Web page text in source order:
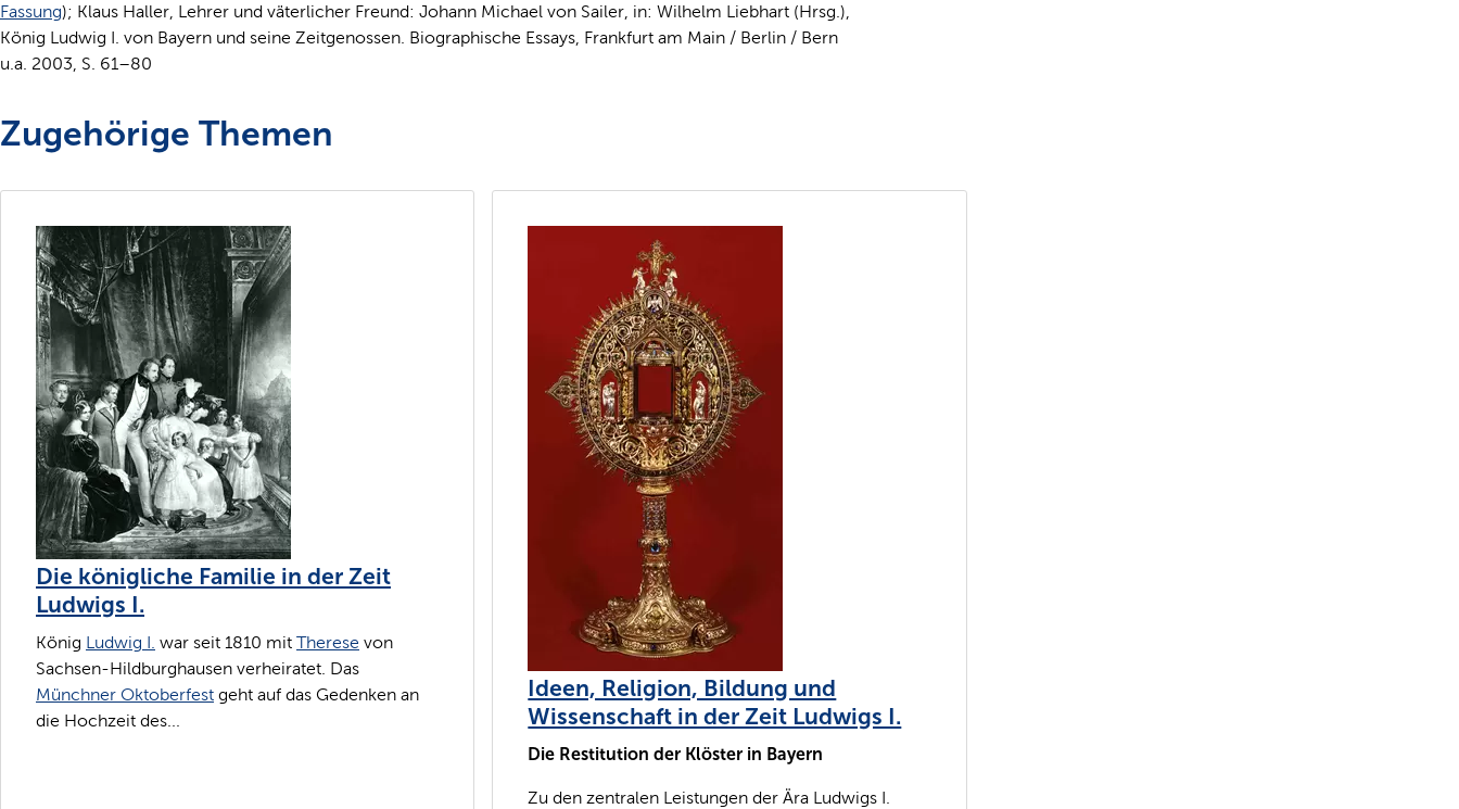
Fassung); Klaus Haller, Lehrer und väterlicher Freund: Johann Michael von Sailer, in: Wilhelm Liebhart (Hrsg.),
König Ludwig I. von Bayern und seine Zeitgenossen. Biographische Essays, Frankfurt am Main / Berlin / Bern
u.a. 2003, S. 61–80
Zugehörige Themen
Die königliche Familie in der Zeit
Ludwigs I.
König Ludwig I. war seit 1810 mit Therese von
Sachsen-Hildburghausen verheiratet. Das
Münchner Oktoberfest geht auf das Gedenken an
die Hochzeit des...
Ideen, Religion, Bildung und
Wissenschaft in der Zeit Ludwigs I.
Die Restitution der Klöster in Bayern
Zu den zentralen Leistungen der Ära Ludwigs I.